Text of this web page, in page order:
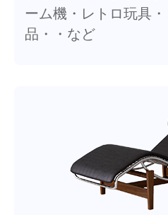
ーム機・レトロ玩具
品・・など